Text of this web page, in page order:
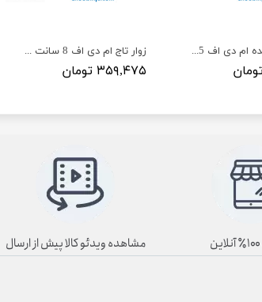
زوار تاج ام دی اف 8 سانت T108-1
۳۵۹,۴۷۵ تومان
تاج کلاف شده ام دی اف T65 ارتفاع 10/5 سانت
مشاهده ویدئو کالا پیش از ارسال